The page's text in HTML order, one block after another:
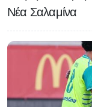
Νέα Σαλαμίνα